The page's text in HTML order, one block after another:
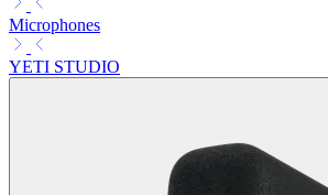
Microphones
YETI STUDIO